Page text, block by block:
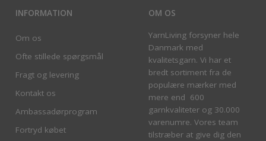
INFORMATION
Om os
Ofte stillede spørgsmål
Fragt og levering
Kontakt os
Ambassadørprogram
Fortryd købet
OM OS
YarnLiving forsyner hele
Danmark med
kvalitetsgarn. Vi har et
bredt sortiment fra de
populære mærker med
mere end 600
garnkvaliteter og 30.000
varenumre. Vores team
tilstræber at give dig den